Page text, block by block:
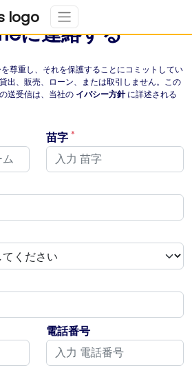
に連絡する
尊重し、それを保護することにコミットしてい
出、販売、ローン、または取引しません。この
送受信は、当社の イバシー方針に詳述される
苗字 *
電話番号